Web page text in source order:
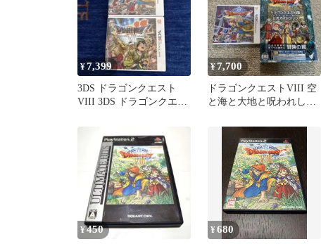
¥7,399
3DS ドラゴンクエスト
VIII 3DS ドラゴンクエス
¥7,700
ドラゴンクエストVIII 空
と海と大地と呪われし姫
¥450 ¥680